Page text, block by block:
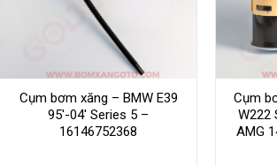
Cụm bơm xăng – BMW E39
95′-04′ Series 5 –
16146752368
Cụm
W222
AMG